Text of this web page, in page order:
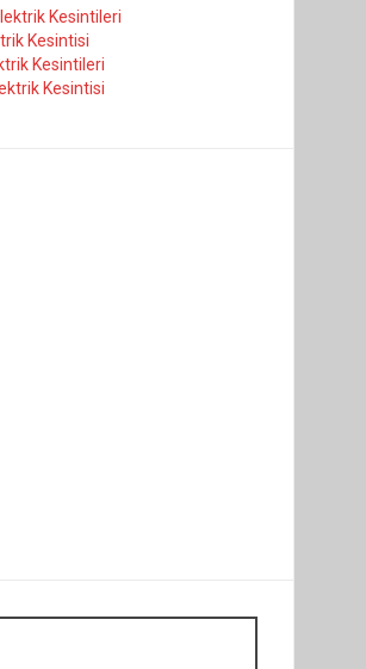
Kesintileri
Kesintisi
Kesintileri
Kesintisi